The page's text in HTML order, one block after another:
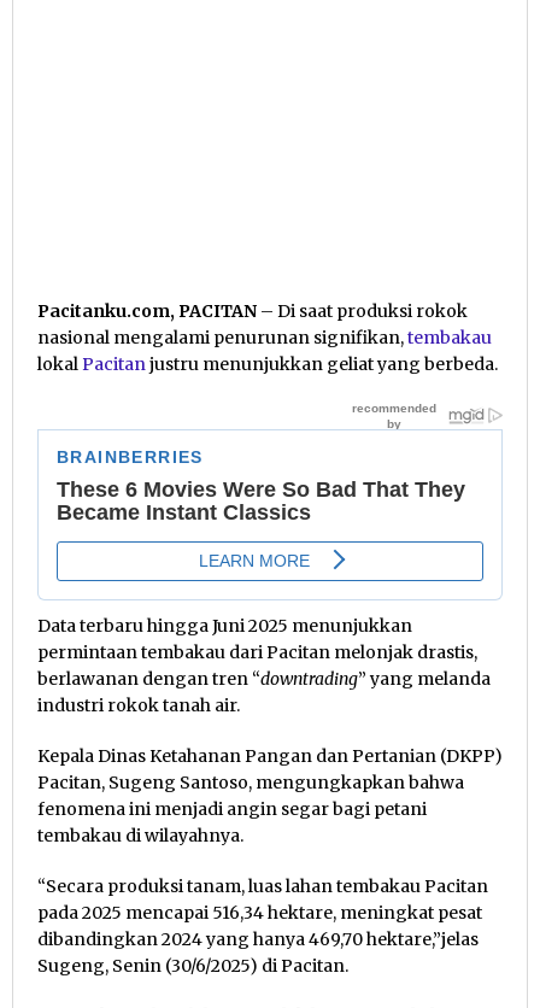
Pacitanku.com, PACITAN – Di saat produksi rokok
nasional mengalami penurunan signifikan,tembakau
lokalPacitanjustru menunjukkan geliat yang berbeda.
Data terbaru hingga Juni 2025 menunjukkan
permintaan tembakau dari Pacitan melonjak drastis,
berlawanan dengan tren “downtrading” yang melanda
industri rokok tanah air.
Kepala Dinas Ketahanan Pangan dan Pertanian (DKPP)
Pacitan, Sugeng Santoso, mengungkapkan bahwa
fenomena ini menjadi angin segar bagi petani
tembakau di wilayahnya.
“Secara produksi tanam, luas lahan tembakau Pacitan
pada 2025 mencapai 516,34 hektare, meningkat pesat
dibandingkan 2024 yang hanya 469,70 hektare,”jelas
Sugeng, Senin (30/6/2025) di Pacitan.